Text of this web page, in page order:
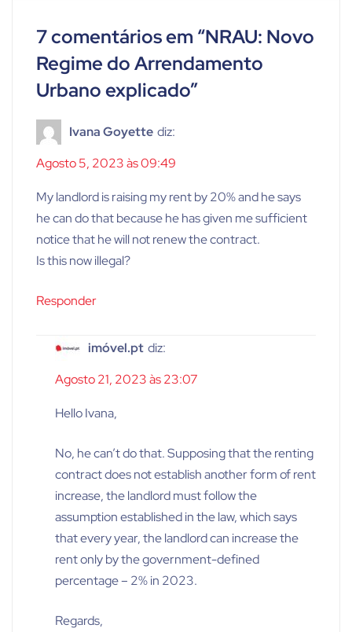
7 comentários em “NRAU: Novo
Regime do Arrendamento
Urbano explicado”
Ivana Goyette diz:
Agosto 5, 2023 às 09:49
My landlord is raising my rent by 20% and he says
he can do that because he has given me sufficient
notice that he will not renew the contract.
Is this now illegal?
Responder
imóvel.pt diz:
Agosto 21, 2023 às 23:07
Hello Ivana,
No, he can’t do that. Supposing that the renting
contract does not establish another form of rent
increase, the landlord must follow the
assumption established in the law, which says
that every year, the landlord can increase the
rent only by the government-defined
percentage – 2% in 2023.
Regards,